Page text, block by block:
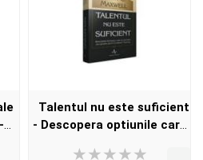
Talentul nu este suficient
- Descopera optiunile care